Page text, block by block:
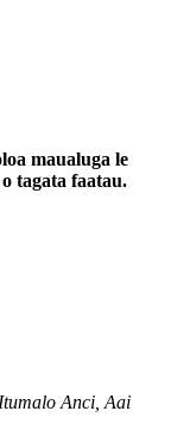
maualuga le
tagata faatau.
Anci, Aai